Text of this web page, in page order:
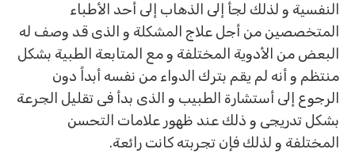
النفسية و لذلك لجأ إلى الذهاب إلى أحد الأطباء
المتخصصين من أجل علاج المشكلة و الذى قد وصف له
البعض من الأدوية المختلفة و مع المتابعة الطبية بشكل
منتظم و أنه لم يقم بترك الدواء من نفسه أبداً دون
الرجوع إلى أستشارة الطبيب و الذى بدأ فى تقليل الجرعة
بشكل تدريجى و ذلك عند ظهور علامات التحسن
المختلفة و لذلك فإن تجربته كانت رائعة.